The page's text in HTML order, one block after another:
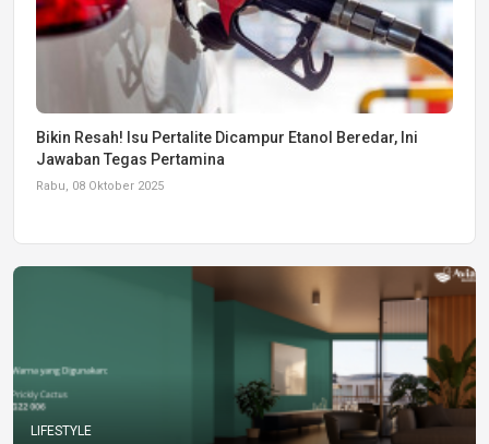
Bikin Resah! Isu Pertalite Dicampur Etanol Beredar, Ini
Jawaban Tegas Pertamina
Rabu, 08 Oktober 2025
LIFESTYLE